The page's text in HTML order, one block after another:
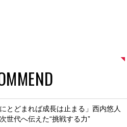
とどまれば成長は止まる」西内悠人
世代へ伝えた“挑戦する力”